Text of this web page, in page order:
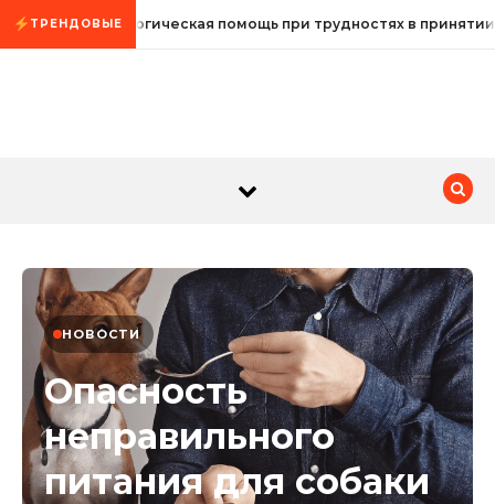
Промотать к содержимому
ТРЕНДОВЫЕ
Психологическая помощь при трудностях в
НОВОСТИ
Опасность
неправильного
питания для собаки